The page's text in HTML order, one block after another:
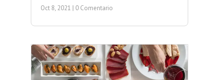
Oct 8, 2021 | 0 Comentario